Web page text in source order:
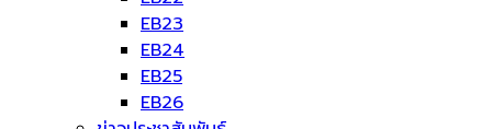
EB23
EB24
EB25
EB26